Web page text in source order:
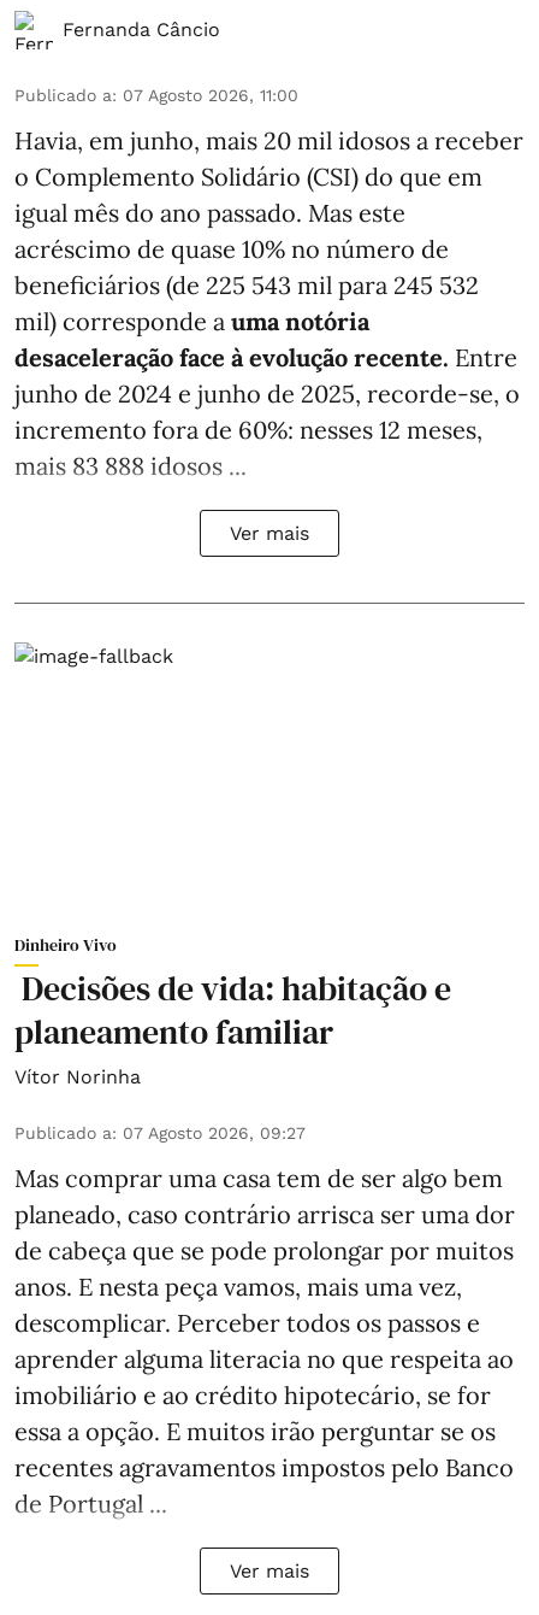
Fernanda Câncio
Publicado a: 07 Agosto 2026, 11:00
Havia, em junho, mais 20 mil idosos a receber
o Complemento Solidário (CSI) do que em
igual mês do ano passado. Mas este
acréscimo de quase 10% no número de
beneficiários (de 225 543 mil para 245 532
mil) corresponde a uma notória
desaceleração face à evolução recente. Entre
junho de 2024 e junho de 2025, recorde-se, o
incremento fora de 60%: nesses 12 meses,
mais 83 888 idosos ...
Ver mais
Dinheiro Vivo
Decisões de vida: habitação e
planeamento familiar
Vítor Norinha
Publicado a: 07 Agosto 2026, 09:27
Mas comprar uma casa tem de ser algo bem
planeado, caso contrário arrisca ser uma dor
de cabeça que se pode prolongar por muitos
anos. E nesta peça vamos, mais uma vez,
descomplicar. Perceber todos os passos e
aprender alguma literacia no que respeita ao
imobiliário e ao crédito hipotecário, se for
essa a opção. E muitos irão perguntar se os
recentes agravamentos impostos pelo Banco
de Portugal ...
Ver mais